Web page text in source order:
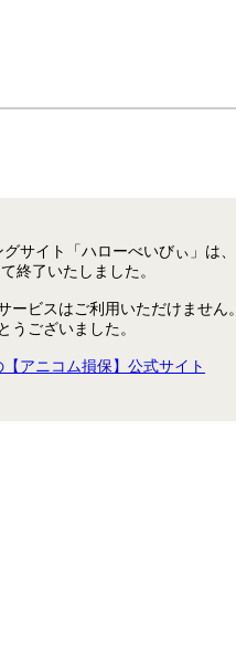
サイト「ハローべいびぃ」は、
終了いたしました。
ービスはご利用いただけません
うございました。
アニコム損保】公式サイト